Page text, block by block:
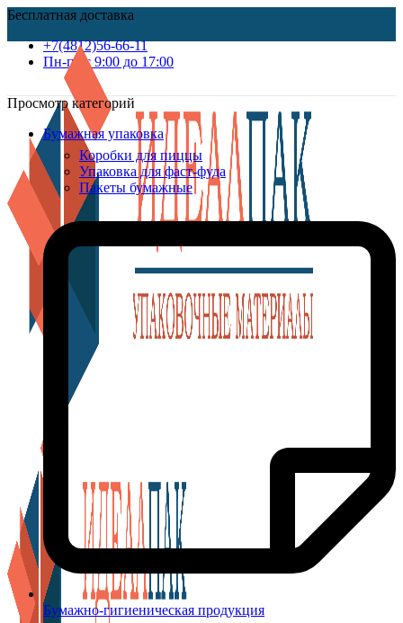
Бесплатная доставка
+7(4812)56-66-11
Пн-пт c 9:00 до 17:00
Просмотр категорий
Бумажная упаковка
Коробки для пиццы
Упаковка для фаст-фуда
Пакеты бумажные
Бумажно-гигиеническая продукция